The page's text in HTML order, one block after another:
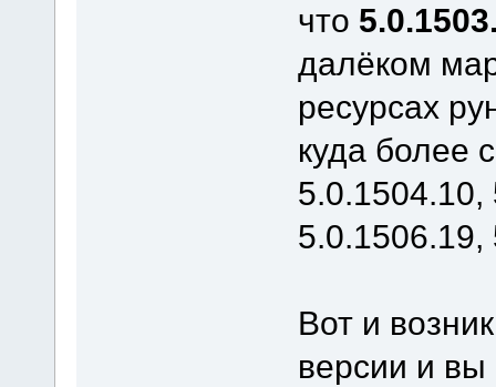
что
далёком
ресурсах
куда более
5.0.1504.10,
5.0.1506.19,
Вот и
версии и вы